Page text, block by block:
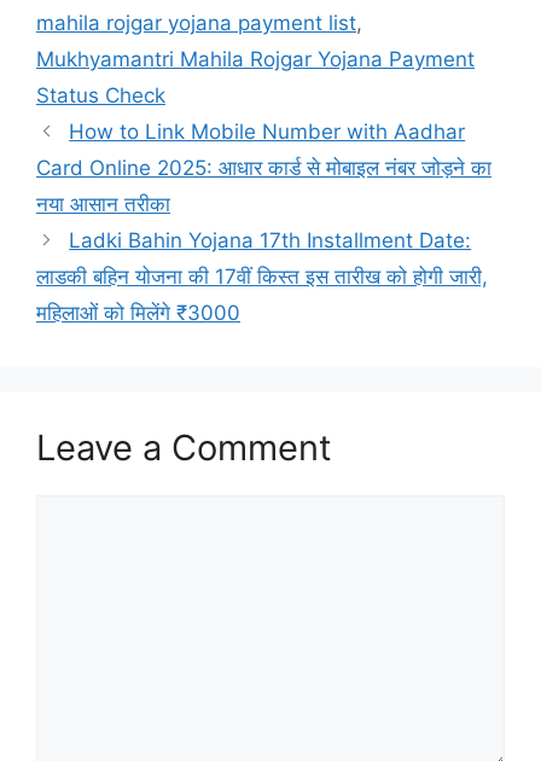
mahila rojgar yojana payment list,
Mukhyamantri Mahila Rojgar Yojana Payment
Status Check
How to Link Mobile Number with Aadhar
Card Online 2025: आधार कार्ड से मोबाइल नंबर जोड़ने का
नया आसान तरीका
Ladki Bahin Yojana 17th Installment Date:
लाडकी बहिन योजना की 17वीं किस्त इस तारीख को होगी जारी,
महिलाओं को मिलेंगे ₹3000
Leave a Comment